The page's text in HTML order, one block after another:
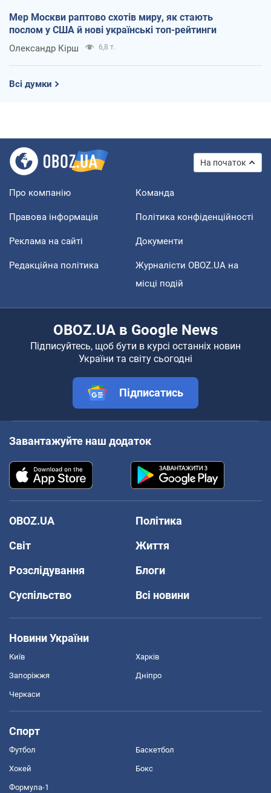
Мер Москви раптово схотів миру, як стають
послом у США й нові українські топ-рейтинги
Олександр Кірш 6,8 т.
Всі думки
На початок
Про компанію Команда
Правова інформація Політика конфіденційності
Реклама на сайті Документи
Редакційна політика
Журналісти OBOZ.UA на
місці подій
OBOZ.UA в Google News
Підписуйтесь, щоб бути в курсі останніх новин
України та світу сьогодні
Підписатись
Завантажуйте наш додаток
OBOZ.UA
Політика
Світ
Життя
Розслідування
Блоги
Суспільство
Всі новини
Новини України
Київ Харків
Запоріжжя Дніпро
Черкаси
Спорт
Футбол Баскетбол
Хокей Бокс
Формула-1